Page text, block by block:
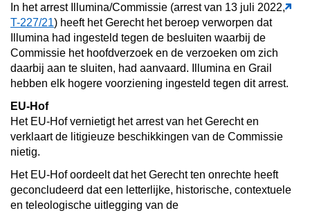
In het arrest Illumina/Commissie (arrest van 13 juli 2022,
T-227/21) heeft het Gerecht het beroep verworpen dat
Illumina had ingesteld tegen de besluiten waarbij de
Commissie het hoofdverzoek en de verzoeken om zich
daarbij aan te sluiten, had aanvaard. Illumina en Grail
hebben elk hogere voorziening ingesteld tegen dit arrest.
EU-Hof
Het EU-Hof vernietigt het arrest van het Gerecht en
verklaart de litigieuze beschikkingen van de Commissie
nietig.
Het EU-Hof oordeelt dat het Gerecht ten onrechte heeft
geconcludeerd dat een letterlijke, historische, contextuele
en teleologische uitlegging van de